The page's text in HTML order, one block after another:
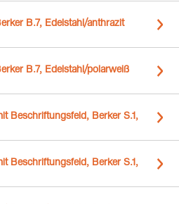
B.7, Edelstahl/anthrazit
B.7, Edelstahl/polarweiß
Beschriftungsfeld, Berker S.1,
Beschriftungsfeld, Berker S.1,